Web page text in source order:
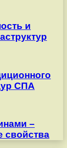
и
СПА
–
свойства